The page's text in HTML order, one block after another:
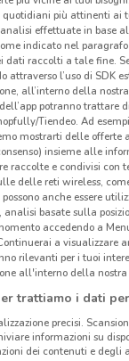
più attinenti ai
effettuate in base
indicato nel
dati raccolti a tale fine.
attraverso l’uso di SDK
all’interno della
potranno
Tiendeo. Ad
mostrarti delle offerte
insieme alle
raccolte e condivisi
delle reti wireless,
anche essere
basate sulla
accedendo a
a
rilevanti per i tuoi
all'interno della nostra
trattiamo i dati
precisi.
informazioni su
dei contenuti e degli